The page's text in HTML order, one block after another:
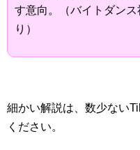
す意向。（バイトダン
り）
細かい解説は、数少ない
ください。